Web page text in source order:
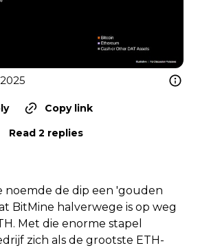
Copy link
Read 2 replies
noemde de dip een 'gouden
BitMine halverwege is op weg
Met die enorme stapel
zich als de grootste ETH-